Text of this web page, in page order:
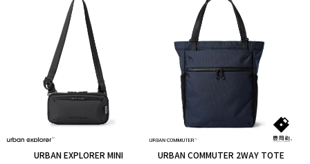
URBAN EXPLORER MINI
URBAN COMMUTER 2WAY TOTE